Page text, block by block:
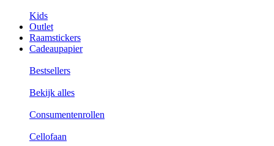
Kids
Outlet
Raamstickers
Cadeaupapier
Bestsellers
Bekijk alles
Consumentenrollen
Cellofaan